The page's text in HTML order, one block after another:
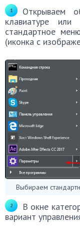
Открываем
клавиатуре
стандартное
(иконка с
Выбираем
В окне
вариант